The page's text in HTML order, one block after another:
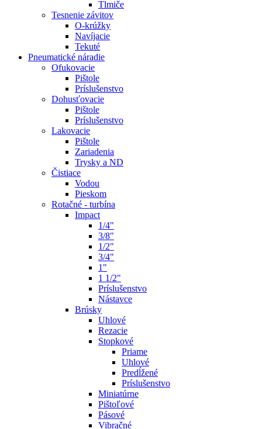
Tlmiče
Tesnenie závitov
O-krúžky
Navíjacie
Tekuté
Pneumatické náradie
Ofukovacie
Pištole
Príslušenstvo
Dohusťovacie
Pištole
Príslušenstvo
Lakovacie
Pištole
Zariadenia
Trysky a ND
Čistiace
Vodou
Pieskom
Rotačné - turbína
Impact
1/4"
3/8"
1/2"
3/4"
1"
1 1/2"
Príslušenstvo
Nástavce
Brúsky
Uhlové
Rezacie
Stopkové
Priame
Uhlové
Predĺžené
Príslušenstvo
Miniatúrne
Pištoľové
Pásové
Vibračné